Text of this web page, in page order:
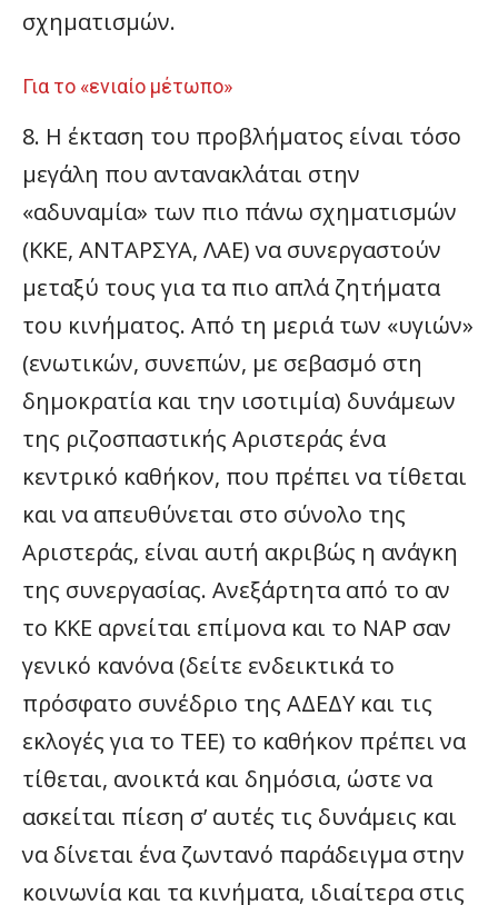
σχηματισμών.
Για το «ενιαίο μέτωπο»
8. Η έκταση του προβλήματος είναι τόσο
μεγάλη που αντανακλάται στην
«αδυναμία» των πιο πάνω σχηματισμών
(ΚΚΕ, ΑΝΤΑΡΣΥΑ, ΛΑΕ) να συνεργαστούν
μεταξύ τους για τα πιο απλά ζητήματα
του κινήματος. Από τη μεριά των «υγιών»
(ενωτικών, συνεπών, με σεβασμό στη
δημοκρατία και την ισοτιμία) δυνάμεων
της ριζοσπαστικής Αριστεράς ένα
κεντρικό καθήκον, που πρέπει να τίθεται
και να απευθύνεται στο σύνολο της
Αριστεράς, είναι αυτή ακριβώς η ανάγκη
της συνεργασίας. Ανεξάρτητα από το αν
το ΚΚΕ αρνείται επίμονα και το ΝΑΡ σαν
γενικό κανόνα (δείτε ενδεικτικά το
πρόσφατο συνέδριο της ΑΔΕΔΥ και τις
εκλογές για το ΤΕΕ) το καθήκον πρέπει να
τίθεται, ανοικτά και δημόσια, ώστε να
ασκείται πίεση σ’ αυτές τις δυνάμεις και
να δίνεται ένα ζωντανό παράδειγμα στην
κοινωνία και τα κινήματα, ιδιαίτερα στις